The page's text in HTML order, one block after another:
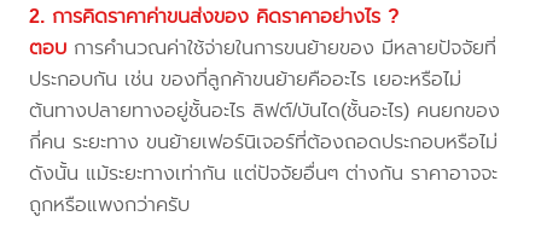
2. การคิดราคาค่าขนส่งของ คิดราคาอย่างไร ?
ตอบ การคำนวณค่าใช้จ่ายในการขนย้ายของ มีหลายปัจจัยที่
ประกอบกัน เช่น ของที่ลูกค้าขนย้ายคืออะไร เยอะหรือไม่
ต้นทางปลายทางอยู่ชั้นอะไร ลิฟต์/บันได(ชั้นอะไร) คนยกของ
กี่คน ระยะทาง ขนย้ายเฟอร์นิเจอร์ที่ต้องถอดประกอบหรือไม่
ดังนั้น แม้ระยะทางเท่ากัน แต่ปัจจัยอื่นๆ ต่างกัน ราคาอาจจะ
ถูกหรือแพงกว่าครับ